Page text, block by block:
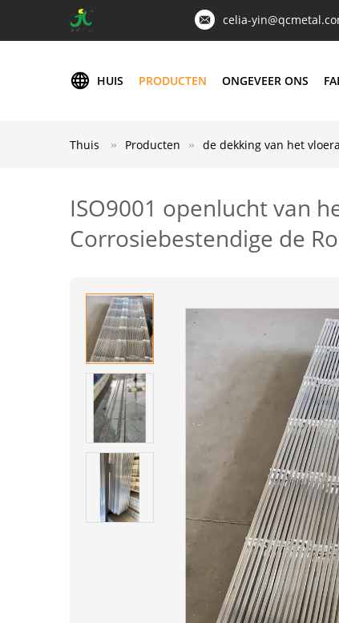
celia-
HUIS PRODUCTEN ONGEVEER ONS
Thuis Producten de dekking van het
ISO9001 openlucht van
Corrosiebestendige de